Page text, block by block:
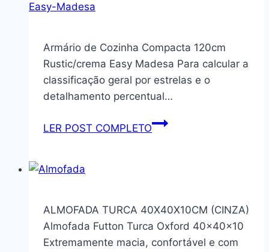
Armário de Cozinha Compacta 120cm
Rustic/crema Easy Madesa Para calcular a
classificação geral por estrelas e o
detalhamento percentual…
LER POST COMPLETOArmário
Rustic/crema
Easy
Madesa
ALMOFADA TURCA 40X40X10CM (CINZA)
Almofada Futton Turca Oxford 40x40x10
Extremamente macia, confortável e com